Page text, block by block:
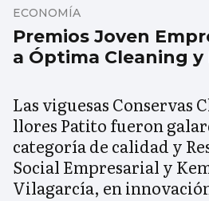
Premios Joven
a Óptima Cleaning
ECONOMÍA
Las viguesas Conservas
llores Patito fueron
categoría de calidad y
Social Empresarial y
Vilagarcía, en